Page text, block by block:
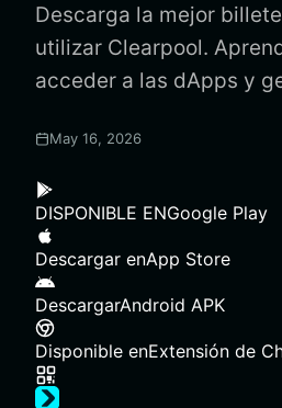
Descarga la mejor
utilizar Clearpool.
acceder a las dApps y
May 16, 2026
DISPONIBLE ENGoogle Play
Descargar enApp Store
DescargarAndroid APK
Disponible enExtensión de